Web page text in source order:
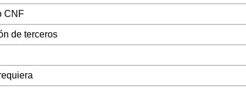
CNF
de terceros